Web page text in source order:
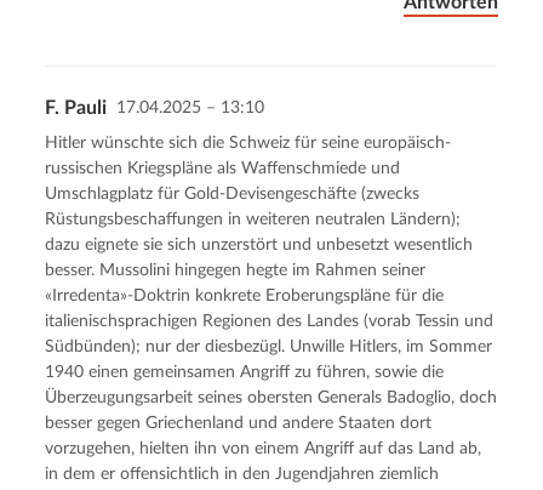
F. Pauli 17.04.2025 – 13:10
Hitler wünschte sich die Schweiz für seine europäisch-
russischen Kriegspläne als Waffenschmiede und
Umschlagplatz für Gold-Devisengeschäfte (zwecks
Rüstungsbeschaffungen in weiteren neutralen Ländern);
dazu eignete sie sich unzerstört und unbesetzt wesentlich
besser. Mussolini hingegen hegte im Rahmen seiner
«Irredenta»-Doktrin konkrete Eroberungspläne für die
italienischsprachigen Regionen des Landes (vorab Tessin und
Südbünden); nur der diesbezügl. Unwille Hitlers, im Sommer
1940 einen gemeinsamen Angriff zu führen, sowie die
Überzeugungsarbeit seines obersten Generals Badoglio, doch
besser gegen Griechenland und andere Staaten dort
vorzugehen, hielten ihn von einem Angriff auf das Land ab,
in dem er offensichtlich in den Jugendjahren ziemlich